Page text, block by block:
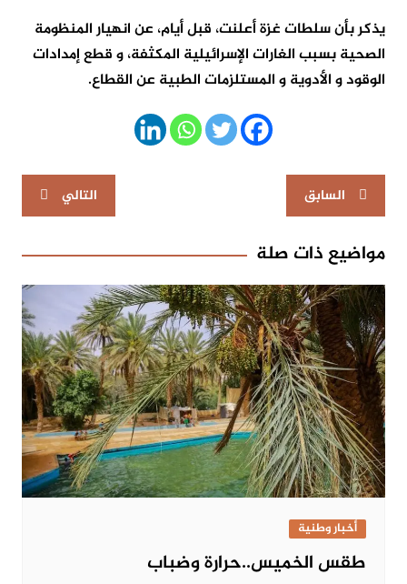
يذكر بأن سلطات غزة أعلنت، قبل أيام، عن انهيار المنظومة
الصحية بسبب الغارات الإسرائيلية المكثفة، و قطع إمدادات
الوقود و الأدوية و المستلزمات الطبية عن القطاع.
تصفّح
المقالات
السابق التالي
مواضيع ذات صلة
أخبار وطنية
طقس الخميس..حرارة وضباب